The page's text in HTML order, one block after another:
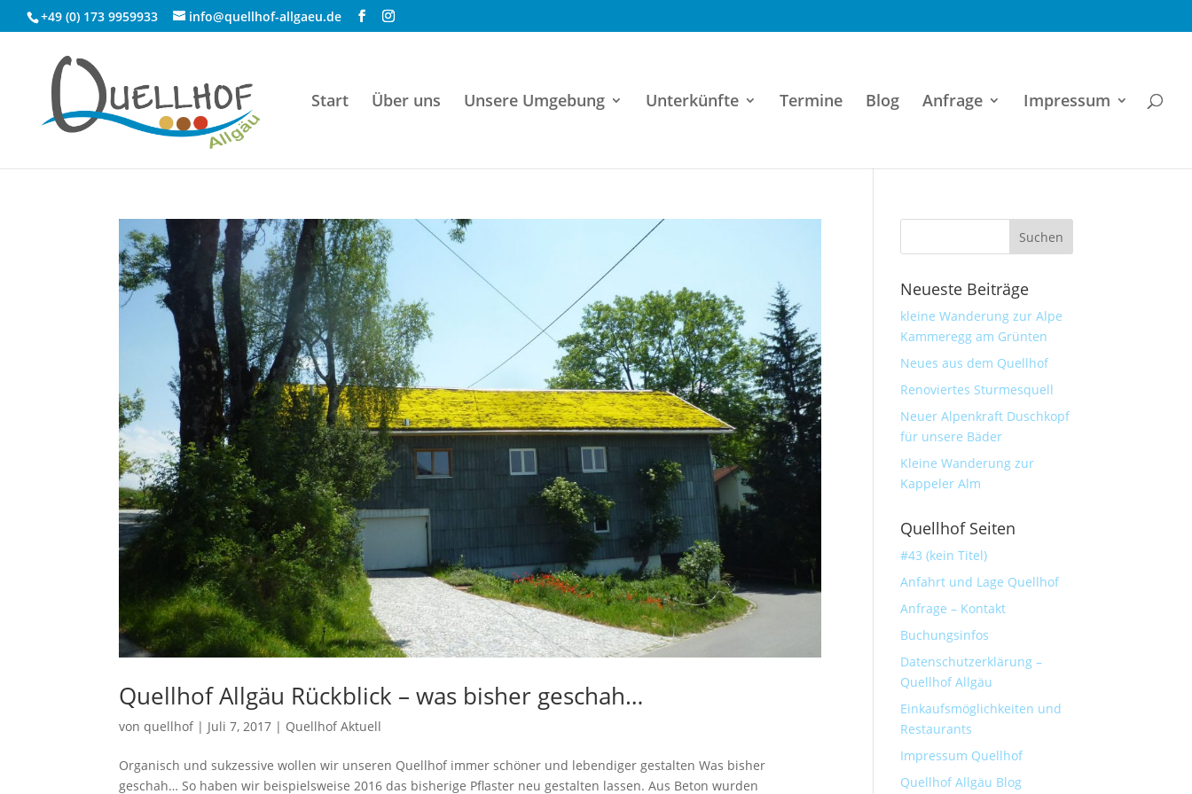
+49 (0) 173 9959933 info@quellhof-allgaeu.de
Start Über uns Unsere Umgebung Unterkünfte Termine Blog Anfrage Impressum
Quellhof Allgäu Rückblick – was bisher geschah…
vonquellhof| Juli 7, 2017 | Quellhof Aktuell
Organisch und sukzessive wollen wir unseren Quellhof immer schöner und lebendiger gestalten Was bisher
geschah… So haben wir beispielsweise 2016 das bisherige Pflaster neu gestalten lassen. Aus Beton wurden
Neueste Beiträge
kleine Wanderung zur Alpe
Kammeregg am Grünten
Neues aus dem Quellhof
Renoviertes Sturmesquell
Neuer Alpenkraft Duschkopf
für unsere Bäder
Kleine Wanderung zur
Kappeler Alm
Quellhof Seiten
#43 (kein Titel)
Anfahrt und Lage Quellhof
Anfrage – Kontakt
Buchungsinfos
Datenschutzerklärung –
Quellhof Allgäu
Einkaufsmöglichkeiten und
Restaurants
Impressum Quellhof
Quellhof Allgäu Blog